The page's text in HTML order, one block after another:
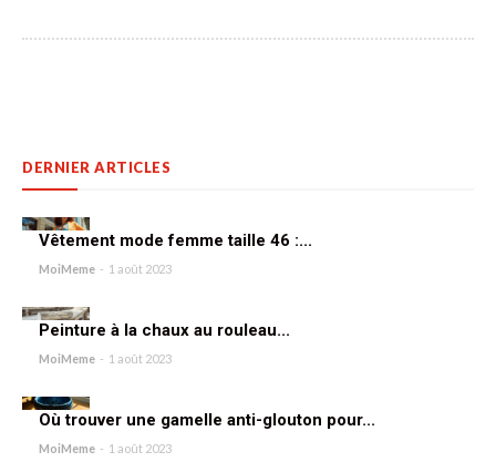
DERNIER ARTICLES
Vêtement mode femme taille 46 :...
MoiMeme - 1 août 2023
Peinture à la chaux au rouleau...
MoiMeme - 1 août 2023
Où trouver une gamelle anti-glouton pour...
MoiMeme - 1 août 2023